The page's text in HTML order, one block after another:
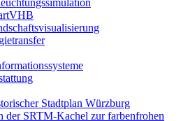
Stadtplan Würzburg
der SRTM-Kachel zur farbenfrohen